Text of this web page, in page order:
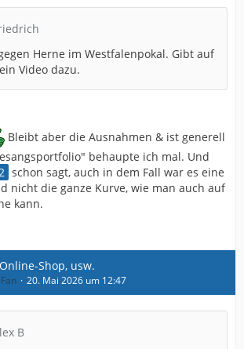
Herne im Westfalenpokal. Gibt auf
Video dazu.
Bleibt aber die Ausnahmen & ist generell
behaupte ich mal. Und
schon sagt, auch in dem Fall war es eine
nicht die ganze Kurve, wie man auch auf
kann.
Shop, usw.
20. Mai 2026 um 12:47
B